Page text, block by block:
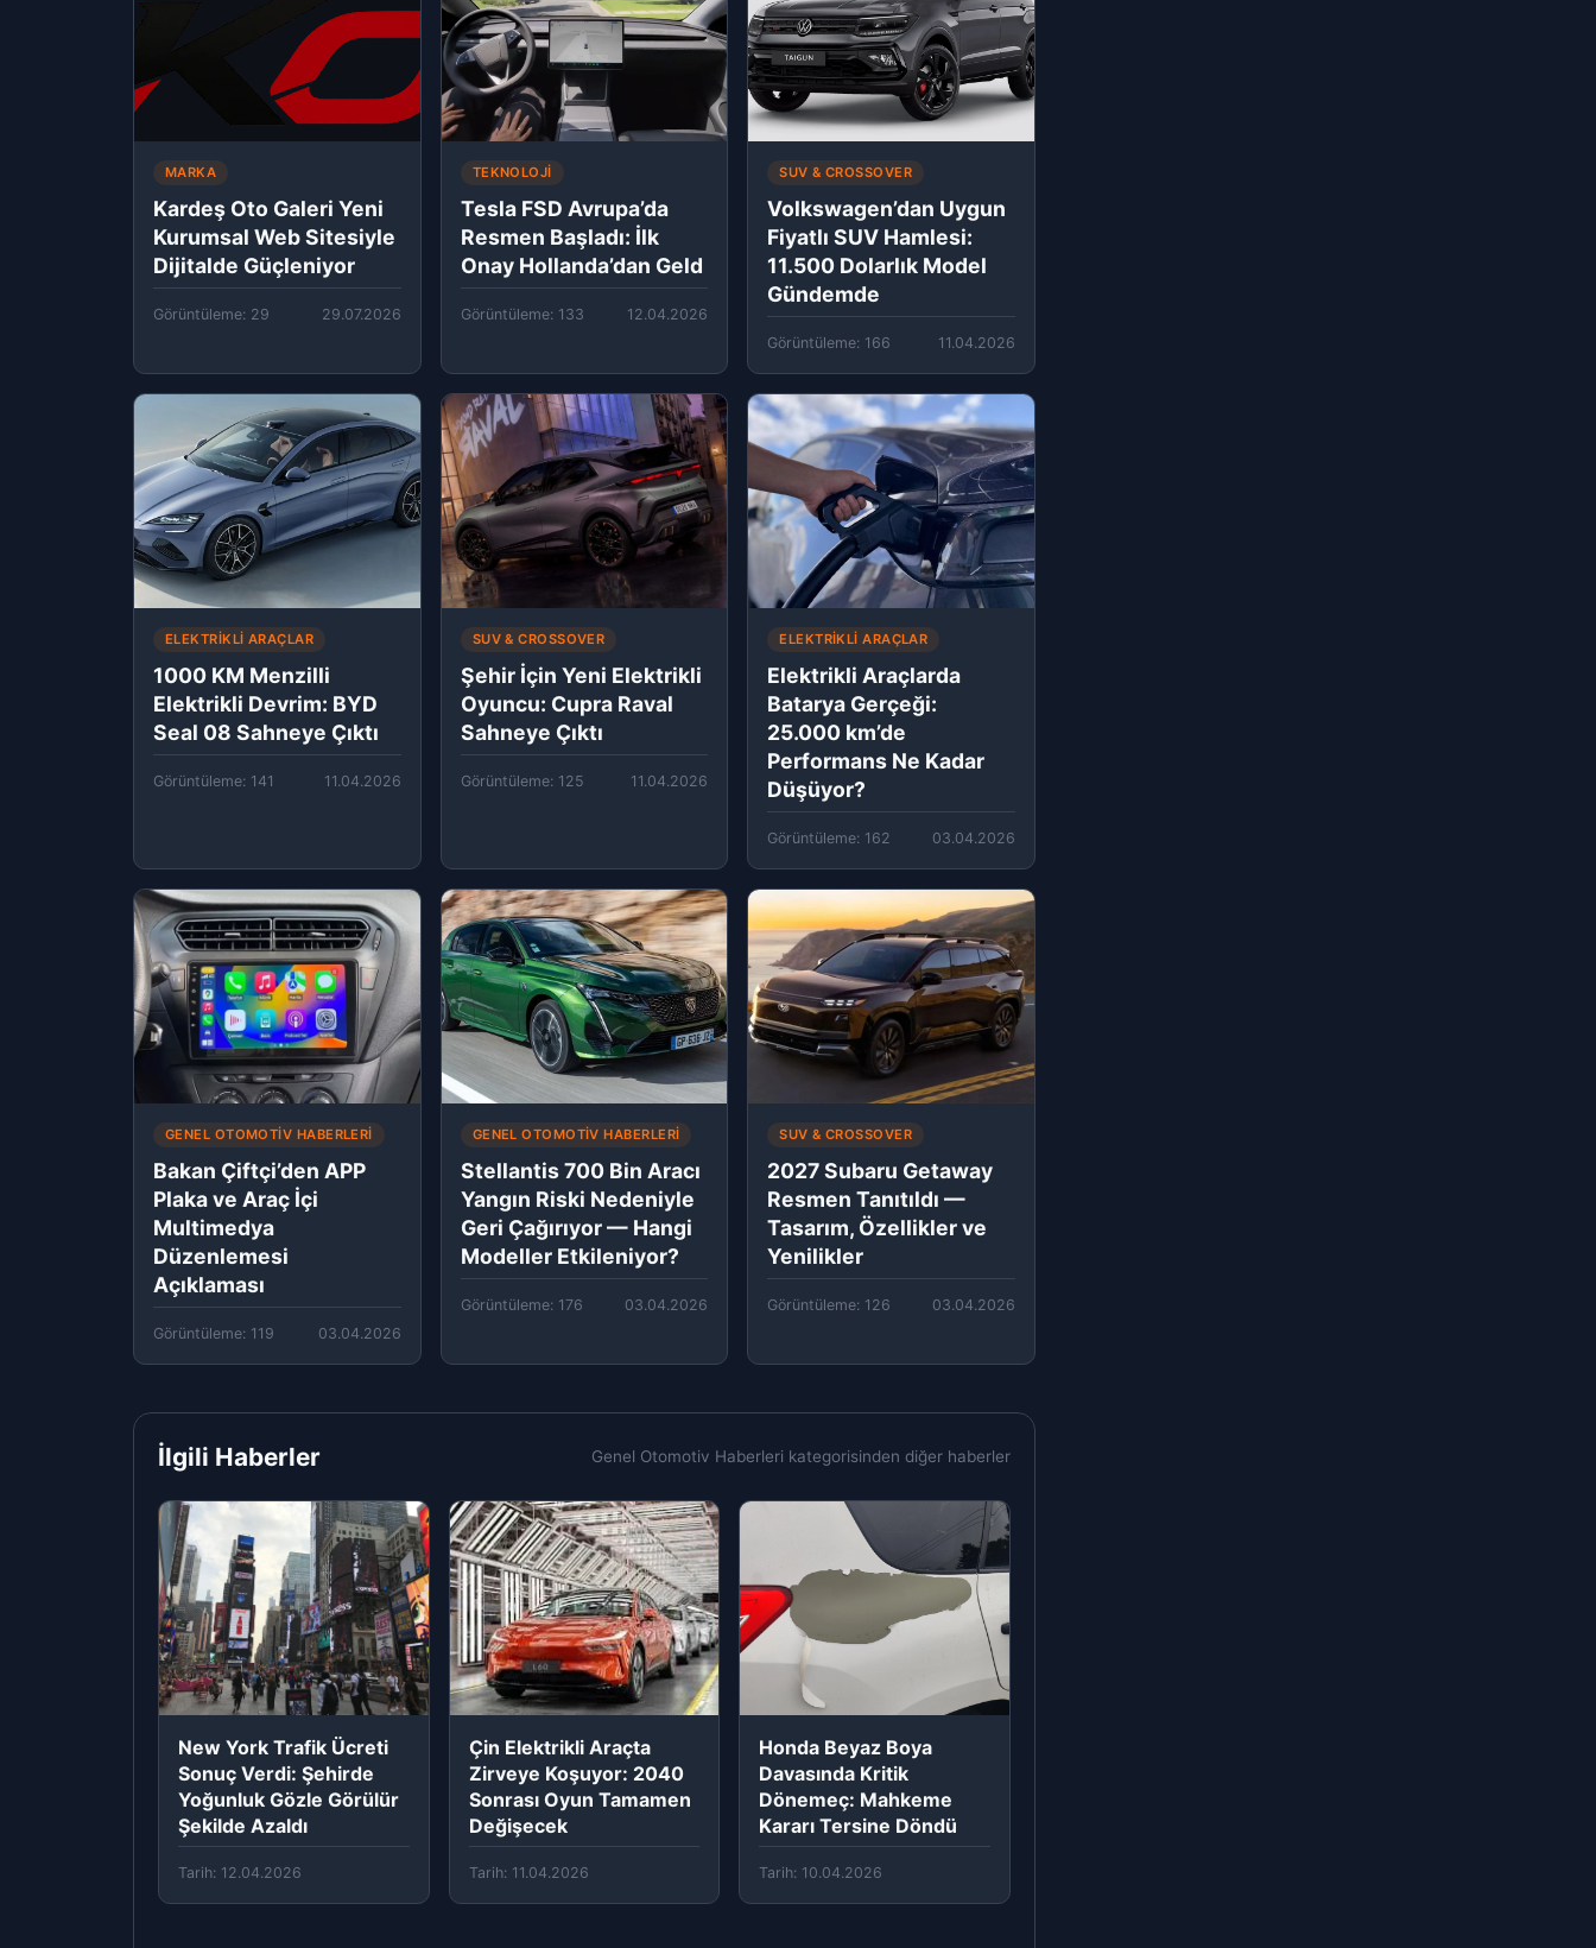
MARKA
Kardeş Oto Galeri Yeni
Kurumsal Web Sitesiyle
Dijitalde Güçleniyor
Görüntüleme: 29 29.07.2026
TEKNOLOJI
Tesla FSD Avrupa’da
Resmen Başladı: İlk
Onay Hollanda’dan Geld
Görüntüleme: 133 12.04.2026
SUV & CROSSOVER
Volkswagen’dan Uygun
Fiyatlı SUV Hamlesi:
11.500 Dolarlık Model
Gündemde
Görüntüleme: 166 11.04.2026
ELEKTRIKLI ARAÇLAR
1000 KM Menzilli
Elektrikli Devrim: BYD
Seal 08 Sahneye Çıktı
Görüntüleme: 141 11.04.2026
SUV & CROSSOVER
Şehir İçin Yeni Elektrikli
Oyuncu: Cupra Raval
Sahneye Çıktı
Görüntüleme: 125 11.04.2026
ELEKTRIKLI ARAÇLAR
Elektrikli Araçlarda
Batarya Gerçeği:
25.000 km’de
Performans Ne Kadar
Düşüyor?
Görüntüleme: 162 03.04.2026
GENEL OTOMOTIV HABERLERI
Bakan Çiftçi’den APP
Plaka ve Araç İçi
Multimedya
Düzenlemesi
Açıklaması
Görüntüleme: 119 03.04.2026
GENEL OTOMOTIV HABERLERI
Stellantis 700 Bin Aracı
Yangın Riski Nedeniyle
Geri Çağırıyor — Hangi
Modeller Etkileniyor?
Görüntüleme: 176 03.04.2026
SUV & CROSSOVER
2027 Subaru Getaway
Resmen Tanıtıldı —
Tasarım, Özellikler ve
Yenilikler
Görüntüleme: 126 03.04.2026
İlgili Haberler Genel Otomotiv Haberleri kategorisinden diğer haberler
New York Trafik Ücreti
Sonuç Verdi: Şehirde
Yoğunluk Gözle Görülür
Şekilde Azaldı
Tarih: 12.04.2026
Çin Elektrikli Araçta
Zirveye Koşuyor: 2040
Sonrası Oyun Tamamen
Değişecek
Tarih: 11.04.2026
Honda Beyaz Boya
Davasında Kritik
Dönemeç: Mahkeme
Kararı Tersine Döndü
Tarih: 10.04.2026